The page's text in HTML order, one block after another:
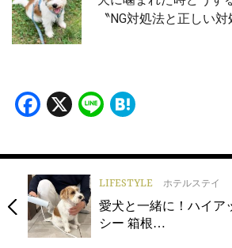
〝NG対処法と正しい
Facebook
X Line
LIFESTYLE ホテルステイ
愛犬と一緒に！ハイア
シー 箱根…